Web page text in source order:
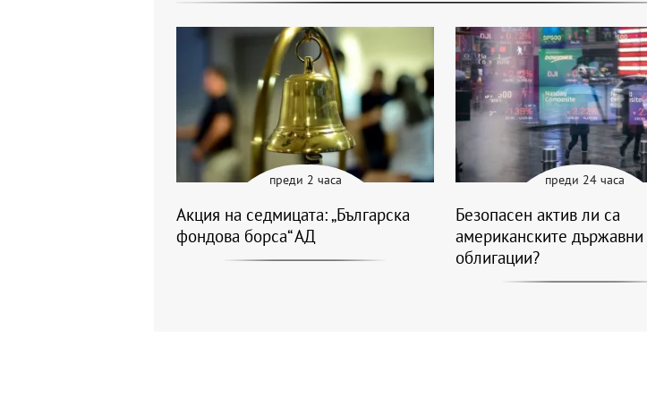
преди 2 часа
Акция на седмицата: „Българска
фондова борса“ АД
преди 24 часа
Безопасен актив ли са
американските държавни
облигации?